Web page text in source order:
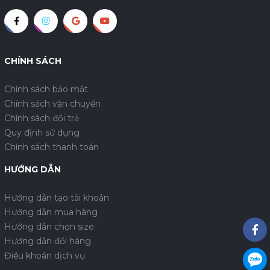
CHÍNH SÁCH
Chính sách bảo mật
Chính sách vận chuyển
Chính sách đổi trả
Quy định sử dụng
Chính sách thanh toán
HƯỚNG DẪN
Hướng dẫn tạo tài khoản
Hướng dẫn mua hàng
Hướng dẫn chọn size
Hướng dẫn đổi hàng
Điều khoản dịch vụ